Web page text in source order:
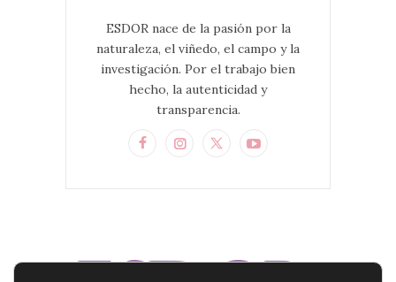
ESDOR nace de la pasión por la
naturaleza, el viñedo, el campo y la
investigación. Por el trabajo bien
hecho, la autenticidad y
transparencia.